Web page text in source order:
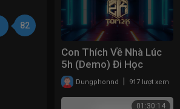
Con Thích Về Nhà Lúc
5h (Demo) Đi Học
Thêm Remix - DJ
Tom2k Remix | Nhạc
Tik Tok Hot Trend
Dungphonnd 917 lượt xem
01:30:14
82